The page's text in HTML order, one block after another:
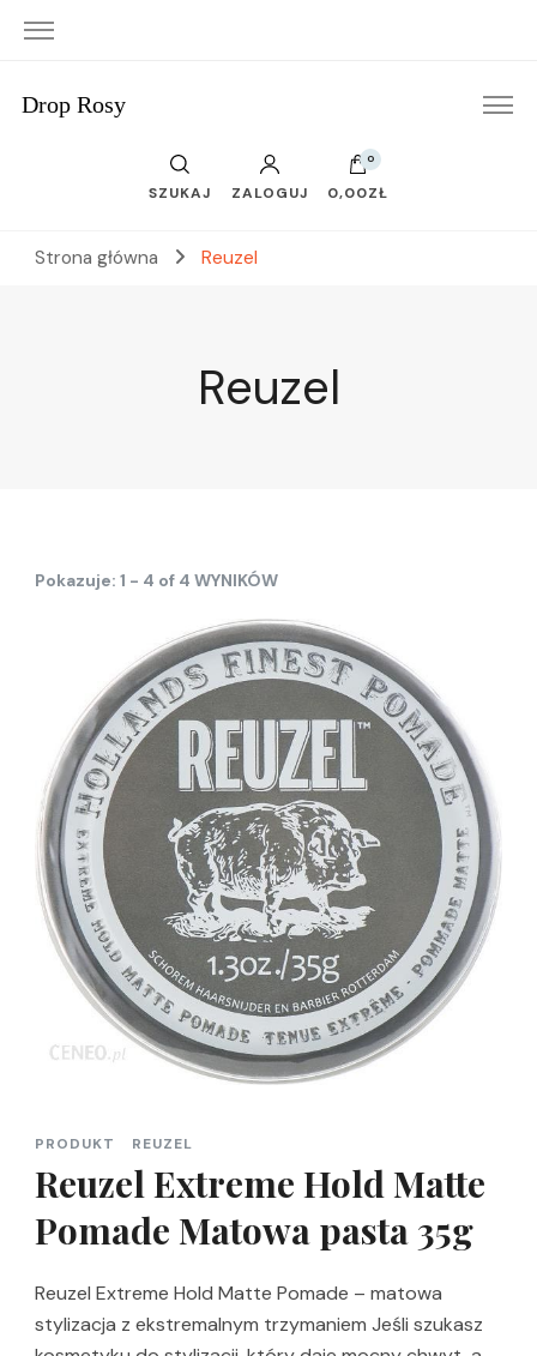
Drop Rosy
SZUKAJ ZALOGUJ
0
0,00ZŁ
Strona główna Reuzel
Reuzel
Pokazuje: 1 - 4 of 4 WYNIKÓW
PRODUKT REUZEL
Reuzel Extreme Hold Matte
Pomade Matowa pasta 35g
Reuzel Extreme Hold Matte Pomade – matowa
stylizacja z ekstremalnym trzymaniem Jeśli szukasz